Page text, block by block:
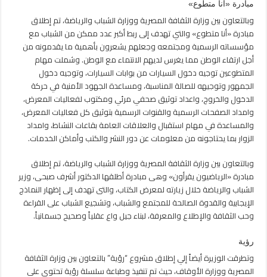
مبادرة «أنا متطوع»
وبالتعاون بين وزارة الثقافة المصرية ووزارة الشباب والرياضة، تم إطلاق
مبادرة «أنا متطوع» والتي تهدف إلى ربط أكبر عدد ممكن من الشباب مع
مؤسساته الرسمية ومجتمعه وجعلهم يشعرون بأهمية ما يقدمونه من
أجل ارتقاء الوطن مما يغرس لديهم الانتماء مع الوطن. وشملت مهام
المتطوعين توجيه دخول السيارات من بوابات السيارات، وتوجيه دخول
الجمهور وتوجيهه للصالة المناسبة، ومساعدة الجهود الأمنية في حركة
الدخول والخروج، واعداد توثيق صحفي مرئي ومكتوب لفعاليات المعرض،
وامداد الصفحات الرسمية والقنوات الرسمية بتوثيق كل فعاليات المعرض،
والمساعدة في مهام استقبال والعلاقات العامة بقاعات النشاط، وامداد
الزوار بما يحتاجونه من معلومات عن دور النشر والكتب وأماكن الخدمات.
وبالتعاون بين وزارة الثقافة المصرية ووزارة الشباب والرياضة، تم إطلاق
مبادرة «الرياضيون يقرأون» وهى مبادرة أطلقها الدكتور أشرف صبحى، وزير
الشباب والرياضة خلال زيارته لمعرض الكتاب، والتى تهدف إلى إظهار النماذج
الإيجابية والقدوة الصالحة للمجتمع والشباب، وتشجيع الشباب على القراءة
وحب الثقافة والإطلاع والمعرفة، لبناء جيل واع عقلياً وصحيح جسمانياً.
رؤية
وتطرقت الوزيرة أيضاً إلي إطلاق مشروع “رؤية” بالتعاون بين وزارة الثقافة
المصرية ووزارة الأوقاف، حيث تم تنفيذ وطباعة سلسلة رؤية تحتوي على